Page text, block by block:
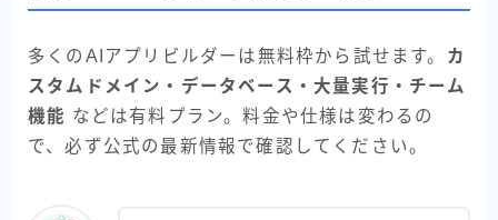
多くのAIアプリビルダーは無料枠から試せます。 カ
スタムドメイン・データベース・大量実行・チーム
機能 などは有料プラン。料金や仕様は変わるの
で、必ず公式の最新情報で確認してください。